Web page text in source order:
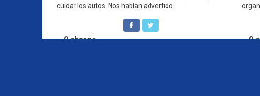
cuidar los autos. Nos habían advertido ...
0shares 0